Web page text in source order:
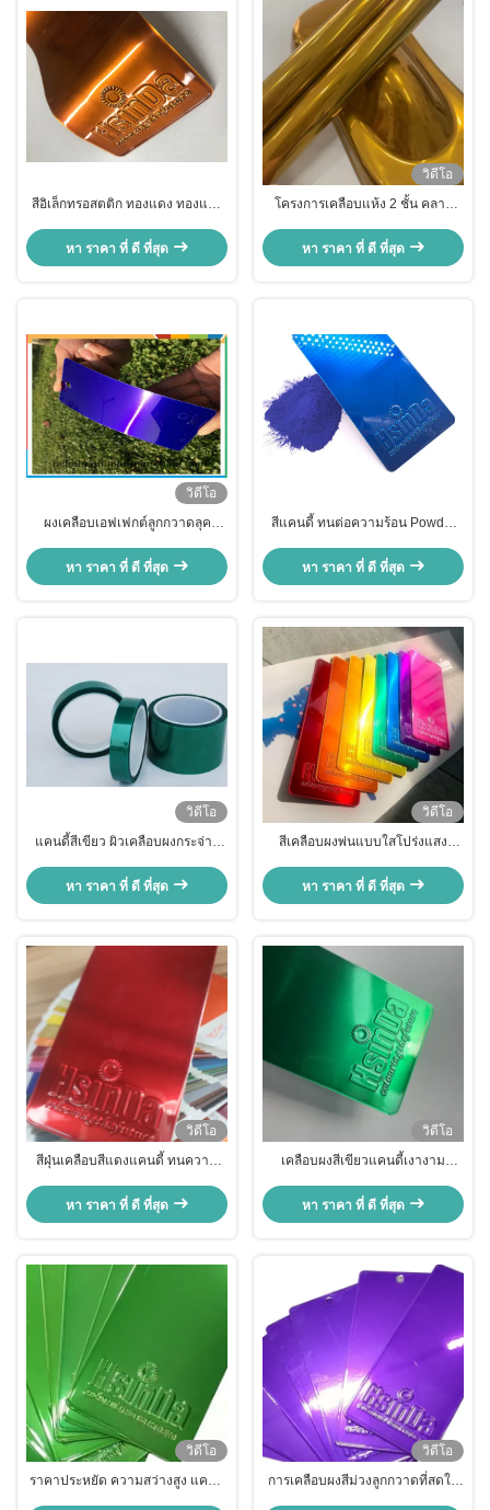
สีอิเล็กทรอสตติก ทองแดง ทองแดง
Powder Coating Clear
หา ราคา ที่ ดี ที่สุด
วิดีโอ
โครงการเคลือบแห้ง 2 ชั้น คลาร์
อากาศ โปร่งใสสูง
หา ราคา ที่ ดี ที่สุด
วิดีโอ
ผงเคลือบเอฟเฟกต์ลูกกวาดลุค
หา ราคา ที่ ดี ที่สุด
สีแคนดี้ ทนต่อความร้อน Powder
เครื่องประดับโลหะ
หา ราคา ที่ ดี ที่สุด
วิดีโอ
แคนดี้สีเขียว ผิวเคลือบผงกระจ่าง
ดง่ายสําหรับชิ้นส่วนรถยนต์
หา ราคา ที่ ดี ที่สุด
วิดีโอ
สีเคลือบผงพ่นแบบใสโปร่งแสง
ขอบล้อและล้ออุตสาหกรรม
หา ราคา ที่ ดี ที่สุด
วิดีโอ
สีฝุ่นเคลือบสีแดงแคนดี้ ทนความ
ยานยนต์ พ่นสี
หา ราคา ที่ ดี ที่สุด
วิดีโอ
เคลือบผงสีเขียวแคนดี้เงางาม
สำหรับชิ้นส่วนรถยนต์ สีเปียโน
หา ราคา ที่ ดี ที่สุด
วิดีโอ
ราคาประหยัด ความสว่างสูง แคนดี้
วิดีโอ
การเคลือบผงสีม่วงลูกกวาดที่สดใส